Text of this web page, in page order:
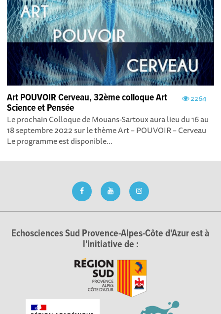
2264
Art POUVOIR Cerveau, 32ème colloque Art
Science et Pensée
Le prochain Colloque de Mouans-Sartoux aura lieu du 16 au
18 septembre 2022 sur le thème Art – POUVOIR – Cerveau
Le programme est disponible...
Echosciences Sud Provence-Alpes-Côte d'Azur est à
l'initiative de :